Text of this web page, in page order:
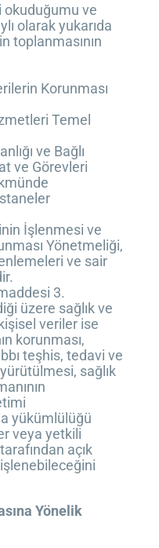
okuduğumu ve
olarak yukarıda
toplanmasının
Korunması
Temel
ve Bağlı
ve Görevleri
İşlenmesi ve
Yönetmeliği,
ve sair
3.
üzere sağlık ve
veriler ise
korunması,
teşhis, tedavi ve
sağlık
yükümlülüğü
veya yetkili
açık
işlenebileceğini
Yönelik